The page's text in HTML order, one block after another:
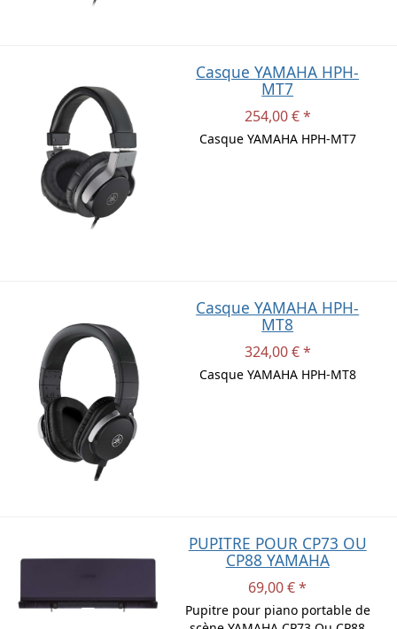
Casque YAMAHA HPH-
MT7
254,00 € *
Casque YAMAHA HPH-MT7
Casque YAMAHA HPH-
MT8
324,00 € *
Casque YAMAHA HPH-MT8
PUPITRE POUR CP73 OU
CP88 YAMAHA
69,00 € *
Pupitre pour piano portable de